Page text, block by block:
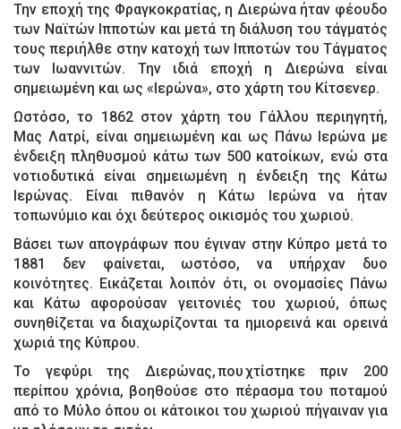
Την εποχή της Φραγκοκρατίας, η Διερώνα ήταν φέουδο
των Ναϊτών Ιπποτών και μετά τη διάλυση του τάγματός
τους περιήλθε στην κατοχή των Ιπποτών του Τάγματος
των Ιωαννιτών. Την ιδιά εποχή η Διερώνα είναι
σημειωμένη και ως «Ιερώνα», στο χάρτη του Κίτσενερ.
Ωστόσο, το 1862 στον χάρτη του Γάλλου περιηγητή,
Μας Λατρί, είναι σημειωμένη και ως Πάνω Ιερώνα με
ένδειξη πληθυσμού κάτω των 500 κατοίκων, ενώ στα
νοτιοδυτικά είναι σημειωμένη η ένδειξη της Κάτω
Ιερώνας. Είναι πιθανόν η Κάτω Ιερώνα να ήταν
τοπωνύμιο και όχι δεύτερος οικισμός του χωριού.
Βάσει των απογράφων που έγιναν στην Κύπρο μετά το
1881 δεν φαίνεται, ωστόσο, να υπήρχαν δυο
κοινότητες. Εικάζεται λοιπόν ότι, οι ονομασίες Πάνω
και Κάτω αφορούσαν γειτονιές του χωριού, όπως
συνηθίζεται να διαχωρίζονται τα ημιορεινά και ορεινά
χωριά της Κύπρου.
Το γεφύρι της Διερώνας, που χτίστηκε πριν 200
περίπου χρόνια, βοηθούσε στο πέρασμα του ποταμού
από το Μύλο όπου οι κάτοικοι του χωριού πήγαιναν για